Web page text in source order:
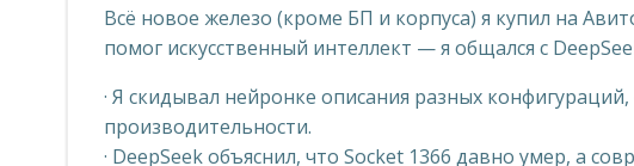
Всё новое железо (кроме БП и корпуса) я купил на
помог искусственный интеллект — я общался с
· Я скидывал нейронке описания разных
производительности.
· DeepSeek объяснил, что Socket 1366 давно умер, а